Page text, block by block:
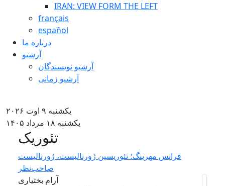
IRAN: VIEW FORM THE LEFT
français
español
درباره ما
آرشیو
آرشیو نویسندگان
آرشیو زمانی
یکشنبه ۹ اوت ۲۰۲۶
یکشنبه ۱۸ مرداد ۱۴۰۵
تئوریک
فرانس مهرینگ؛ تئوریسین ژورنالیست، ژورنالیست
صاحب‌نظر
آرام بختیاری